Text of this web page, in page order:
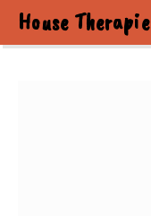
House Therapie